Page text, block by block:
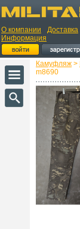
О компании Доставка
Информация
Камуфляж >
m8690